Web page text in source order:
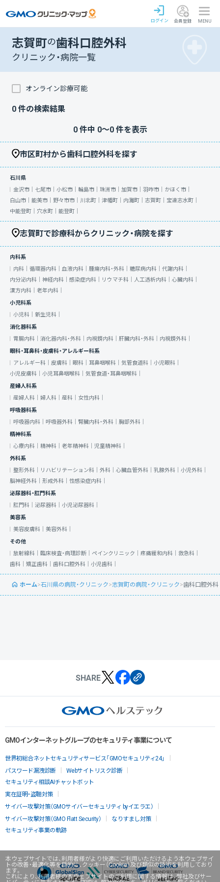
本ウェブサイトでは、利用者様がより快適にご利用いただけるよう本ウェブサイ
トの改善・最適化等を目的に、クッキー（Cookie）及び類似の技術を利用しており
ます。
これにより、利用者様の本ウェブサイトのご利用に関する情報は、弊社及びサー
ログイン 会員登録 MENU
志賀町の歯科口腔外科
クリニック・病院一覧
オンライン診療可能
0 件の検索結果
0件中 0〜0件を表示
市区町村から歯科口腔外科を探す
石川県
金沢市｜ 七尾市｜ 小松市｜ 輪島市｜ 珠洲市｜ 加賀市｜ 羽咋市｜ かほく市｜
白山市｜ 能美市｜ 野々市市｜ 川北町｜ 津幡町｜ 内灘町｜ 志賀町｜ 宝達志水町｜
中能登町｜ 穴水町｜ 能登町｜
志賀町で診療科からクリニック・病院を探す
内科系
内科｜ 循環器内科｜ 血液内科｜ 腫瘍内科・外科｜ 糖尿病内科｜ 代謝内科｜
内分泌内科｜ 神経内科｜ 感染症内科｜ リウマチ科｜ 人工透析内科｜ 心臓内科｜
漢方内科｜ 老年内科｜
小児科系
小児科｜ 新生児科｜
消化器科系
胃腸内科｜ 消化器内科・外科｜ 内視鏡内科｜ 肝臓内科・外科｜ 内視鏡外科｜
眼科・耳鼻科・皮膚科・アレルギー科系
アレルギー科｜ 皮膚科｜ 眼科｜ 耳鼻咽喉科｜ 気管食道科｜ 小児眼科｜
小児皮膚科｜ 小児耳鼻咽喉科｜ 気管食道・耳鼻咽喉科｜
産婦人科系
産婦人科｜ 婦人科｜ 産科｜ 女性内科｜
呼吸器科系
呼吸器内科｜ 呼吸器外科｜ 腎臓内科・外科｜ 胸部外科｜
精神科系
心療内科｜ 精神科｜ 老年精神科｜ 児童精神科｜
外科系
整形外科｜
リハビリテーション科｜ 外科｜ 心臓血管外科｜ 乳腺外科｜ 小児外科｜
脳神経外科｜ 形成外科｜ 性感染症内科｜
泌尿器科・肛門科系
肛門科｜ 泌尿器科｜ 小児泌尿器科｜
美容系
美容皮膚科｜ 美容外科｜
その他
放射線科｜ 臨床検査・病理診断｜ ペインクリニック｜ 疼痛緩和内科｜ 救急科｜
歯科｜ 矯正歯科｜ 歯科口腔外科｜ 小児歯科｜
ホーム>石川県の病院・クリニック>志賀町の病院・クリニック>歯科口腔外科
SHARE
GMOインターネットグループのセキュリティ事業について
世界初総合ネットセキュリティサービス「GMOセキュリティ24」
パスワード漏洩診断
Webサイトリスク診断
セキュリティ相談AIチャットボット
実在証明・盗聴対策
サイバー攻撃対策（GMOサイバーセキュリティ byイエラエ）
サイバー攻撃対策（GMO Flatt Security）
なりすまし対策
セキュリティ事業の軌跡